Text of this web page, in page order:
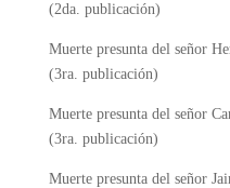
(2da. publicación)
Muerte presunta del señor
(3ra. publicación)
Muerte presunta del señor
(3ra. publicación)
Muerte presunta del señor